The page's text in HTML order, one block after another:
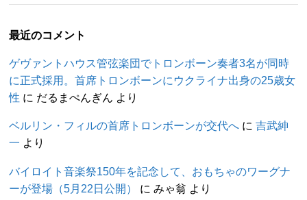
最近のコメント
ゲヴァントハウス管弦楽団でトロンボーン奏者3名が同時
に正式採用。首席トロンボーンにウクライナ出身の25歳女
性 に だるまぺんぎん より
ベルリン・フィルの首席トロンボーンが交代へ に吉武紳
一 より
バイロイト音楽祭150年を記念して、おもちゃのワーグナ
ーが登場（5月22日公開）
に みゃ翁 より